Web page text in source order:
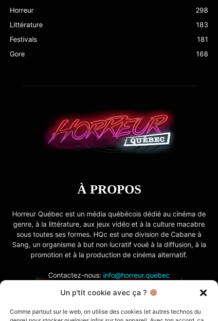
Un p'tit cookie avec ça ?
Comme partout sur le web, on utilise des cookies (et autres technos du
Horreur
298
Littérature
183
Festivals
181
Gore
168
À PROPOS
Horreur Québec est un média québécois dédié au cinéma de
genre, à la littérature, aux jeux vidéo et à la culture macabre
sous toutes ses formes. HQc est une division de Cabane à
Sang, un organisme à but non lucratif voué à la diffusion, à la
promotion et à la production de cinéma alternatif.
Contactez-nous: info@horreur.quebec
SUIVEZ NOUS